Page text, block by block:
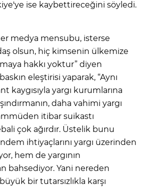
ise kaybettireceğini söyledi.
medya mensubu, isterse
olsun, hiç kimsenin ülkemize
hakkı yoktur” diyen
eleştirisi yaparak, “Aynı
kaygısıyla yargı kurumlarına
daha vahimi yargı
itibar suikastı
çok ağırdır. Üstelik bunu
ihtiyaçlarını yargı üzerinden
hem de yargının
bahsediyor. Yani nereden
bir tutarsızlıkla karşı